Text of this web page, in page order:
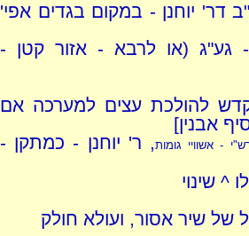
יוחנן - במקום בגדים אפי'
גע"ג (או לרבא - אזור קטן -
להולכת עצים למערכה אם
אבנין]
- אשוויי גומות, ר' יוחנן - כמתקן -
^ שינוי
של שיר אסור, ועולא חולק